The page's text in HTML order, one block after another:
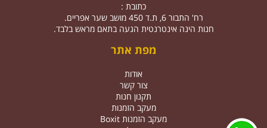
כתובת :
רח' התבור 6, ת.ד 450 מושב שער אפריים.
חנות הינה אינטרנטית הגעה בתאם מראש בלבד.
מפת אתר
אודות
צור קשר
תקנון חנות
מעקב הזמנות
מעקב הזמנות Boxit